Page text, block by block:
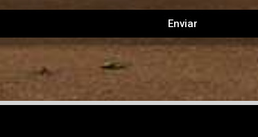
Enviar